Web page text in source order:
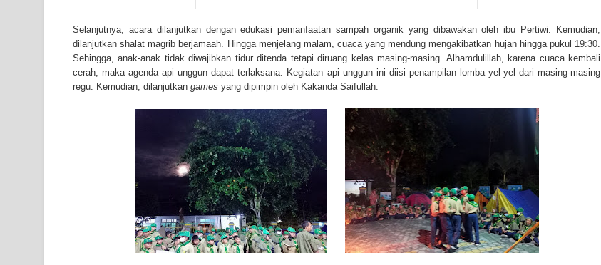
Selanjutnya, acara dilanjutkan dengan edukasi pemanfaatan sampah organik yang dibawakan oleh ibu Pertiwi. Kemudian,
dilanjutkan shalat magrib berjamaah. Hingga menjelang malam, cuaca yang mendung mengakibatkan hujan hingga pukul 19:30.
Sehingga, anak-anak tidak diwajibkan tidur ditenda tetapi diruang kelas masing-masing. Alhamdulillah, karena cuaca kembali
cerah, maka agenda api unggun dapat terlaksana. Kegiatan api unggun ini diisi penampilan lomba yel-yel dari masing-masing
regu. Kemudian, dilanjutkan games yang dipimpin oleh Kakanda Saifullah.